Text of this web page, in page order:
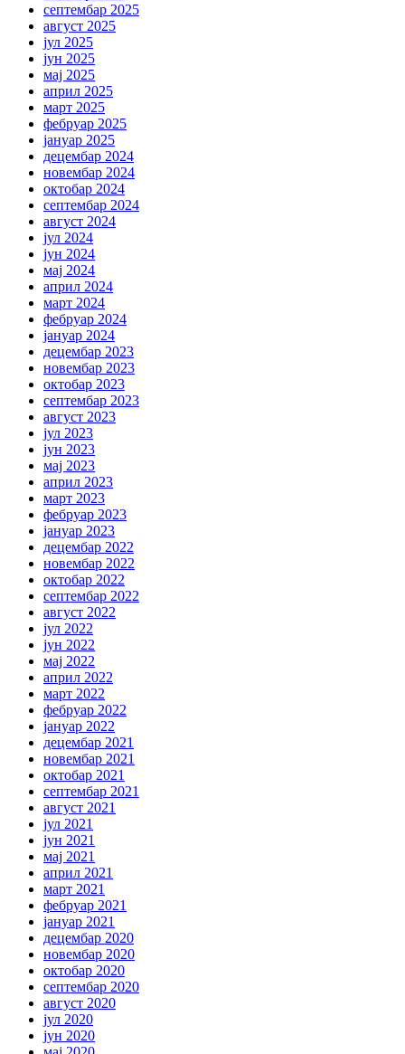
септембар 2025
август 2025
јул 2025
јун 2025
мај 2025
април 2025
март 2025
фебруар 2025
јануар 2025
децембар 2024
новембар 2024
октобар 2024
септембар 2024
август 2024
јул 2024
јун 2024
мај 2024
април 2024
март 2024
фебруар 2024
јануар 2024
децембар 2023
новембар 2023
октобар 2023
септембар 2023
август 2023
јул 2023
јун 2023
мај 2023
април 2023
март 2023
фебруар 2023
јануар 2023
децембар 2022
новембар 2022
октобар 2022
септембар 2022
август 2022
јул 2022
јун 2022
мај 2022
април 2022
март 2022
фебруар 2022
јануар 2022
децембар 2021
новембар 2021
октобар 2021
септембар 2021
август 2021
јул 2021
јун 2021
мај 2021
април 2021
март 2021
фебруар 2021
јануар 2021
децембар 2020
новембар 2020
октобар 2020
септембар 2020
август 2020
јул 2020
јун 2020